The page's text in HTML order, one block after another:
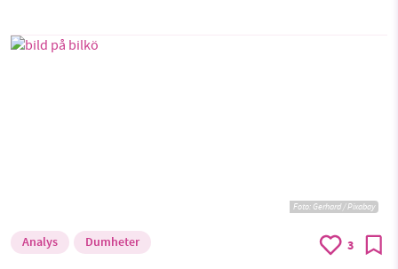
Foto: Gerhard / Pixabay
Analys Dumheter 3